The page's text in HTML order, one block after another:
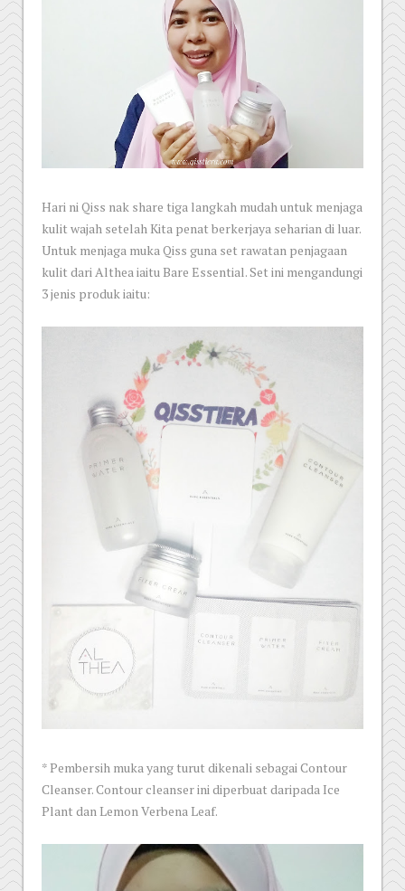
Hari ni Qiss nak share tiga langkah mudah untuk menjaga
kulit wajah setelah Kita penat berkerjaya seharian di luar.
Untuk menjaga muka Qiss guna set rawatan penjagaan
kulit dari Althea iaitu Bare Essential. Set ini mengandungi
3 jenis produk iaitu:
* Pembersih muka yang turut dikenali sebagai Contour
Cleanser. Contour cleanser ini diperbuat daripada Ice
Plant dan Lemon Verbena Leaf.